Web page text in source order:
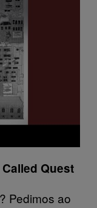
Quest
Pedimos ao